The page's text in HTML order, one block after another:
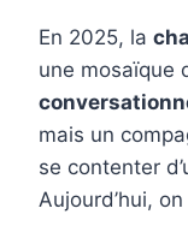
En 2025, la
une mosaïque
mais un
se contenter
Aujourd’hui,